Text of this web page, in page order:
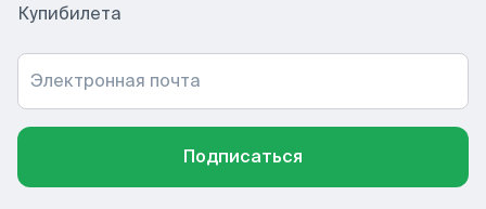
Купибилета
Электронная почта
Подписаться